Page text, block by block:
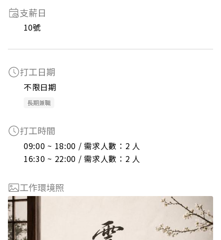
支薪日
10號
打工日期
不限日期
長期兼職
打工時間
09:00 ~ 18:00 / 需求人數：2 人
16:30 ~ 22:00 / 需求人數：2 人
工作環境照